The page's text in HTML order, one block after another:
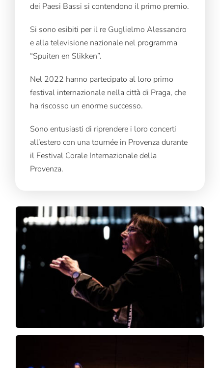
dei Paesi Bassi si contendono il primo premio.
Si sono esibiti per il re Guglielmo Alessandro
e alla televisione nazionale nel programma
“Spuiten en Slikken”.
Nel 2022 hanno partecipato al loro primo
festival internazionale nella città di Praga, che
ha riscosso un enorme successo.
Sono entusiasti di riprendere i loro concerti
all’estero con una tournée in Provenza durante
il Festival Corale Internazionale della
Provenza.